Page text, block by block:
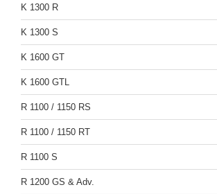
K 1300 R
K 1300 S
K 1600 GT
K 1600 GTL
R 1100 / 1150 RS
R 1100 / 1150 RT
R 1100 S
R 1200 GS & Adv.